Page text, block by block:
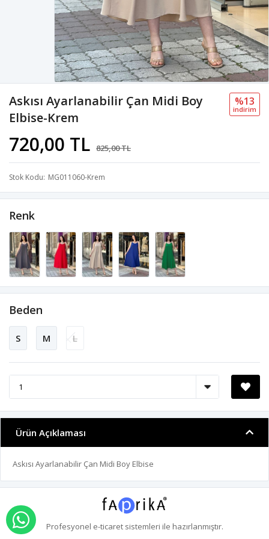
Askısı Ayarlanabilir Çan Midi Boy
Elbise-Krem
720,00 TL 825,00 TL
%13
i̇ndi̇ri̇m
Stok Kodu MG011060-Krem
Renk
Beden
S M L
Ürün Açıklaması
Askısı Ayarlanabilir Çan Midi Boy Elbise
Profesyonel e-ticaretsistemleri ile hazırlanmıştır.